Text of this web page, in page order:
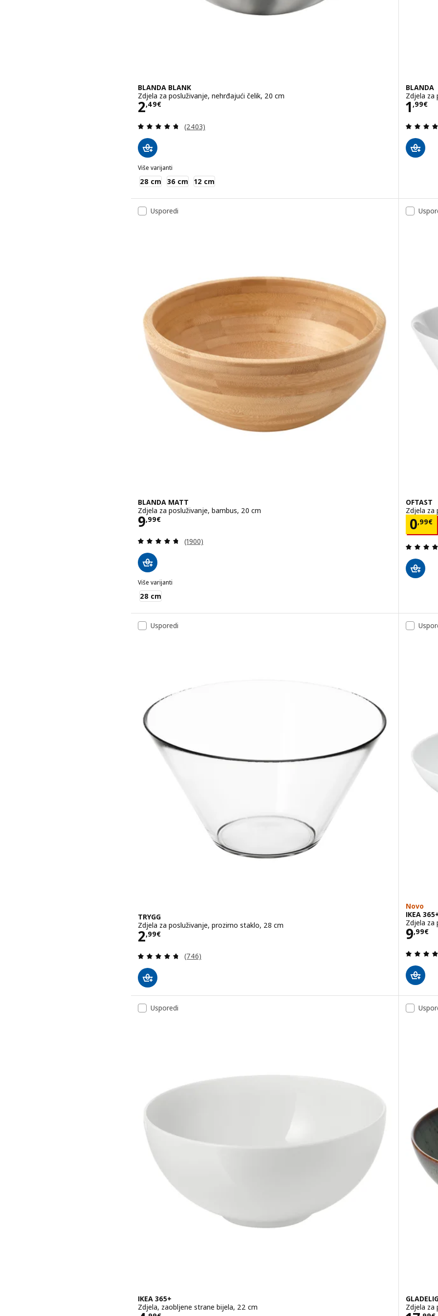
BLANDA BLANK
Zdjela za posluživanje, nehrđajući čelik, 20 cm
2,49€
Cijena 2,49€
Revizija: 4.7 od 5 zvjezdica. Ukupno recenzija:
(2403)
Više varijanti
BLANDA BLANK
28 cm 36 cm 12 cm
BLANDA
Zdjela za
1,99€
Usporedi
BLANDA MATT
Zdjela za posluživanje, bambus, 20 cm
9,99€
Cijena 9,99€
Revizija: 4.7 od 5 zvjezdica. Ukupno recenzija:
(1900)
Više varijanti
BLANDA MATT
28 cm
OFTAST
Zdjela za
0,99€
Usporedi
TRYGG
Zdjela za posluživanje, prozirno staklo, 28 cm
2,99€
Cijena 2,99€
Revizija: 4.7 od 5 zvjezdica. Ukupno recenzija:
(746)
Novo
IKEA
Zdjela za
9,99€
Usporedi
IKEA 365+
Zdjela, zaobljene strane bijela, 22 cm
Zdjela za